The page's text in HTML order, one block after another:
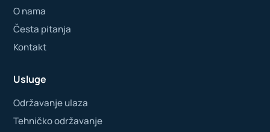
O nama
Česta pitanja
Kontakt
Usluge
Održavanje ulaza
Tehničko održavanje